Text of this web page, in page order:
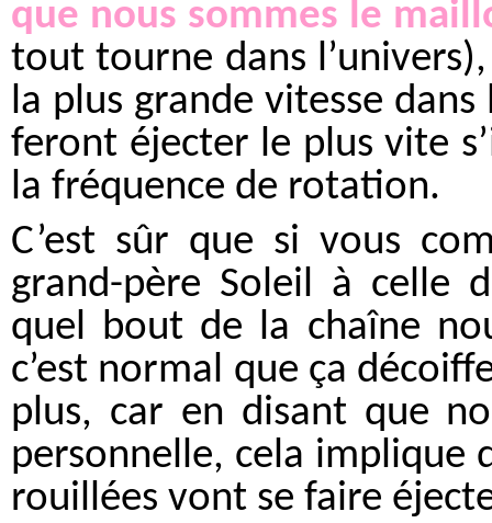
que nous sommes le
tout tourne dans
la plus grande vitesse
feront éjecter le plus vite
la fréquence de rotation.
C’est sûr que si vous
grand-père Soleil à celle
quel bout de la chaîne
c’est normal que ça
plus, car en disant que
personnelle, cela implique
rouillées vont se faire